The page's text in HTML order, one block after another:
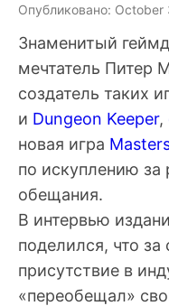
Опубликовано: October
Знаменитый
мечтатель Питер
создатель таких
и Dungeon Keeper,
новая игра
по искуплению за
обещания.
В интервью
поделился, что
присутствие в
«переобещал»